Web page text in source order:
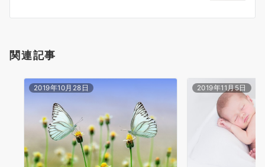
ン
関連記事
2019年10月28日 2019年11月5日